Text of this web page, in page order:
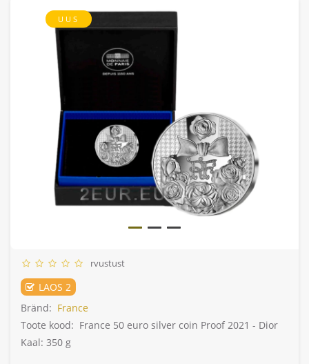
UUS
rvustust
LAOS 2
Bränd: France
Toote kood: France 50 euro silver coin Proof 2021 - Dior
Kaal: 350 g